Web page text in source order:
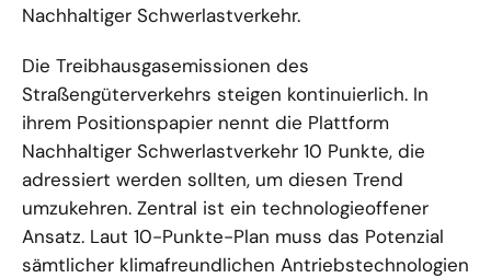
Nachhaltiger Schwerlastverkehr.
Die Treibhausgasemissionen des
Straßengüterverkehrs steigen kontinuierlich. In
ihrem Positionspapier nennt die Plattform
Nachhaltiger Schwerlastverkehr 10 Punkte, die
adressiert werden sollten, um diesen Trend
umzukehren. Zentral ist ein technologieoffener
Ansatz. Laut 10-Punkte-Plan muss das Potenzial
sämtlicher klimafreundlichen Antriebstechnologien